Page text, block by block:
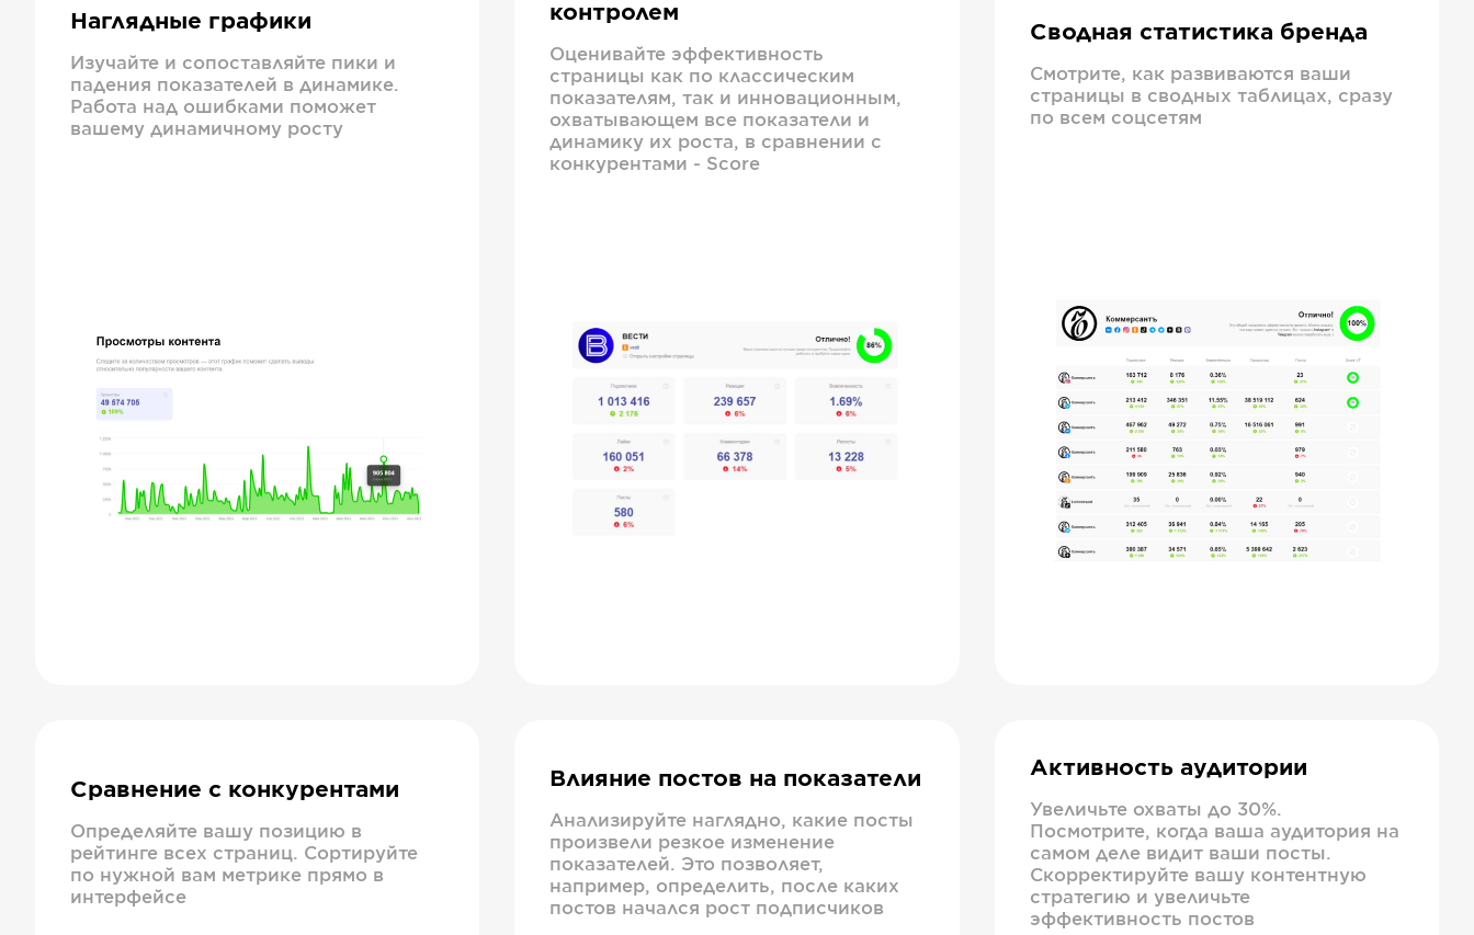
Наглядные графики
Изучайте и сопоставляйте пики и
падения показателей в динамике.
Работа над ошибками поможет
вашему динамичному росту
контролем
Оценивайте эффективность
страницы как по классическим
показателям, так и инновационным,
охватывающем все показатели и
динамику их роста, в сравнении с
конкурентами - Score
Сводная статистика бренда
Смотрите, как развиваются ваши
страницы в сводных таблицах, сразу
по всем соцсетям
Сравнение с конкурентами
Определяйте вашу позицию в
рейтинге всех страниц. Сортируйте
по нужной вам метрике прямо в
интерфейсе
Влияние постов на показатели
Анализируйте наглядно, какие посты
произвели резкое изменение
показателей. Это позволяет,
например, определить, после каких
постов начался рост подписчиков
Активность аудитории
Увеличьте охваты до 30%.
Посмотрите, когда ваша аудитория на
самом деле видит ваши посты.
Скорректируйте вашу контентную
стратегию и увеличьте
эффективность постов